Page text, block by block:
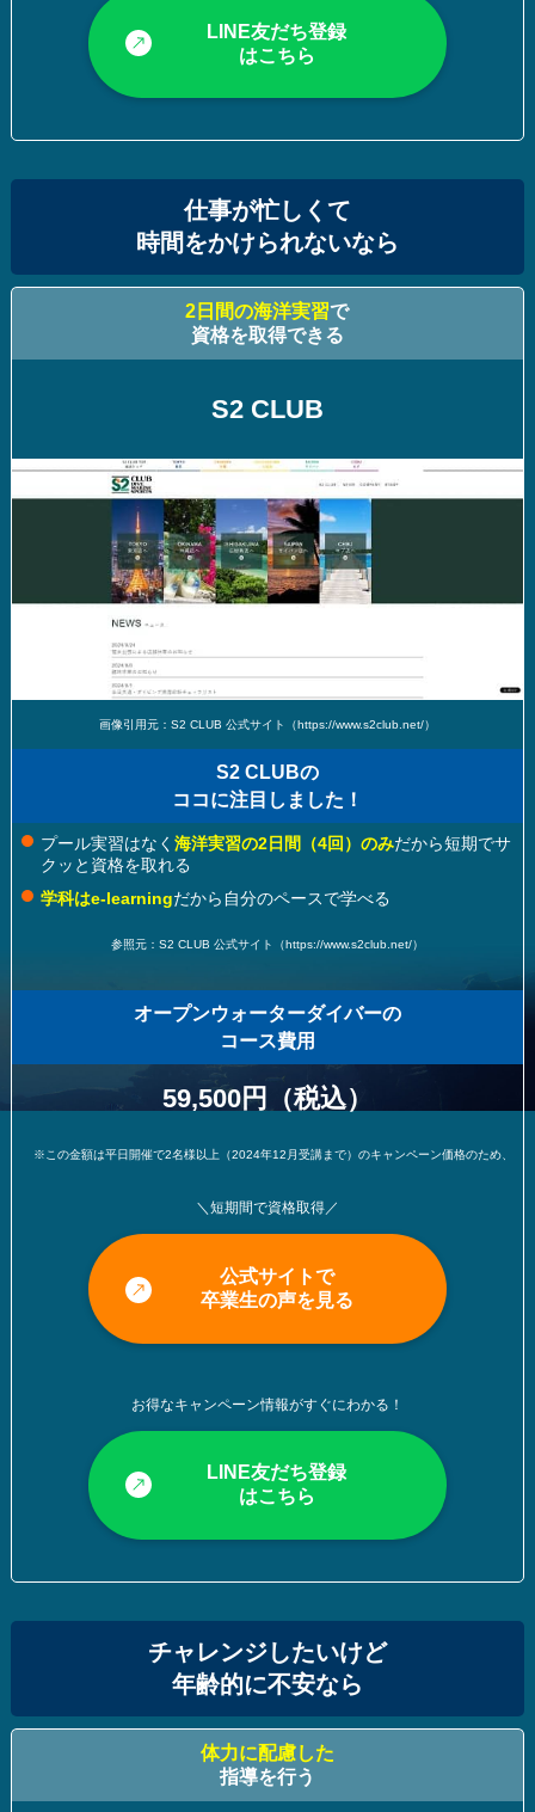
LINE友だち登録
はこちら
仕事が忙しくて
時間をかけられないなら
2日間の海洋実習で
資格を取得できる
S2 CLUB
画像引用元：S2 CLUB 公式サイト（https://www.s2club.net/）
S2 CLUBの
ココに注目しました！
プール実習はなく 海洋実習の2日間（4回）のみだから短期でサ
クッと資格を取れる
学科はe-learningだから自分のペースで学べる
参照元：S2 CLUB 公式サイト（https://www.s2club.net/）
オープンウォーターダイバーの
コース費用
59,500円（税込）
※この金額は平日開催で2名様以上（2024年12月受講まで）のキャンペーン価格のため、
＼短期間で資格取得／
公式サイトで
卒業生の声を見る
お得なキャンペーン情報がすぐにわかる！
LINE友だち登録
はこちら
チャレンジしたいけど
年齢的に不安なら
体力に配慮した
指導を行う